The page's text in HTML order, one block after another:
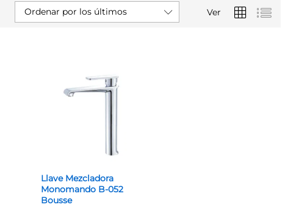
Ver
Ordenar por los últimos
Llave Mezcladora
Monomando B-052
Bousse